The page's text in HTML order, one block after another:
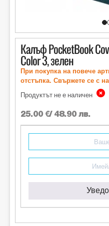
Калъф PocketBook
Color 3, зелен
При покупка на повече
отстъпка. Свържете се с
Продуктът не е наличен
25.00 €/ 48.90 лв.